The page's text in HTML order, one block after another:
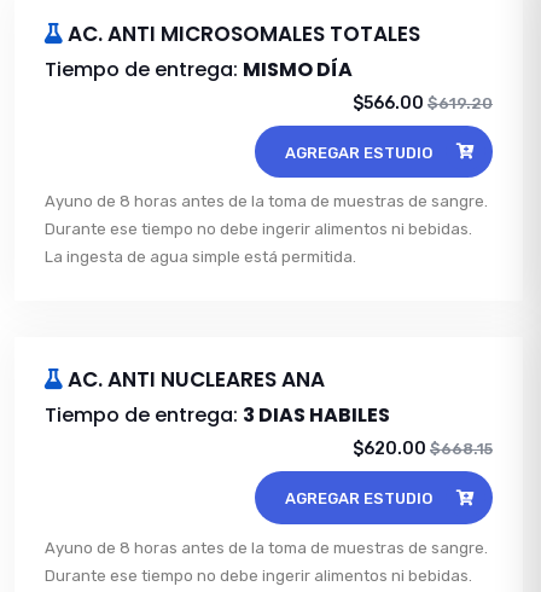
AC. ANTI MICROSOMALES TOTALES
Tiempo de entrega: MISMO DÍA
$566.00 $619.20
AGREGAR ESTUDIO
Ayuno de 8 horas antes de la toma de muestras de sangre.
Durante ese tiempo no debe ingerir alimentos ni bebidas.
La ingesta de agua simple está permitida.
AC. ANTI NUCLEARES ANA
Tiempo de entrega: 3 DIAS HABILES
$620.00 $668.15
AGREGAR ESTUDIO
Ayuno de 8 horas antes de la toma de muestras de sangre.
Durante ese tiempo no debe ingerir alimentos ni bebidas.